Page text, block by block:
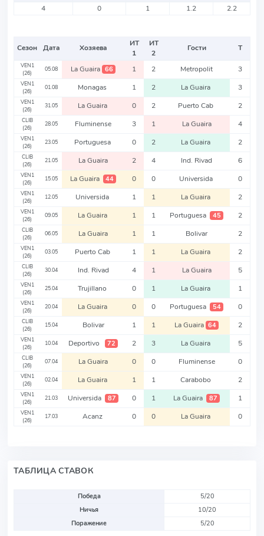
4
0 1 1.2 2.2
Сезон Дата Хозяева
ИТ
1
ИТ
2
Гости Т
VEN1
(26)
05.08 La Guaira 66 1 2 Metropolit 3
VEN1
(26)
01.08 Monagas 1 2 La Guaira 3
VEN1
(26)
31.05 La Guaira 0 2 Puerto Cab 2
CLIB
(26)
28.05 Fluminense 3 1 La Guaira 4
VEN1
(26)
23.05 Portuguesa 0 2 La Guaira 2
CLIB
(26)
21.05 La Guaira 2 4 Ind. Rivad 6
VEN1
(26)
15.05 La Guaira 44 0 0 Universida 0
VEN1
(26)
12.05 Universida 1 1 La Guaira 2
VEN1
(26)
09.05 La Guaira 1 1 Portuguesa 45 2
CLIB
(26)
06.05 La Guaira 1 1 Bolivar 2
VEN1
(26)
03.05 Puerto Cab 1 1 La Guaira 2
CLIB
(26)
30.04 Ind. Rivad 4 1 La Guaira 5
VEN1
(26)
25.04 Trujillano 0 1 La Guaira 1
VEN1
(26)
20.04 La Guaira 0 0 Portuguesa 54 0
CLIB
(26)
15.04 Bolivar 1 1 La Guaira 64 2
VEN1
(26)
10.04 Deportivo 72 2 3 La Guaira 5
CLIB
(26)
07.04 La Guaira 0 0 Fluminense 0
VEN1
(26)
02.04 La Guaira 1 1 Carabobo 2
VEN1
(26)
21.03 Universida 87 0 1 La Guaira 87 1
VEN1
(26)
17.03 Acanz 0 0 La Guaira 0
ТАБЛИЦА СТАВОК
Победа
5/20
Ничья
10/20
Поражение
5/20